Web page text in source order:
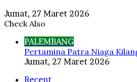
Jumat, 27 Maret 2026
Check Also
PALEMBANG
Pertamina Patra Niaga
Jumat, 27 Maret 2026
Recent